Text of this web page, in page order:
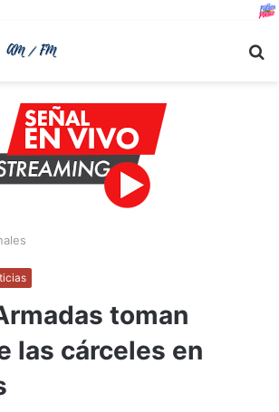
toman
las cárceles en